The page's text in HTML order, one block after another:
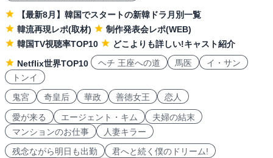
【最新8月】韓国でスタートの新韓ドラ月別一覧
韓流再現レポ(取材)
制作発表会レポ(WEB)
韓国TV視聴率TOP10
どこよりも詳しい!キャスト紹介
Netflix世界TOP10
ヘチ 王座への道 馬医
イ・サン
トンイ
鬼宮
奇皇后 華政 善徳女王 恋人
愛が来る エージェント・キム
夫婦の結末
マンションのお仕事
人妻キラー
残念ながら明日も出勤
君へと続く僕のドリーム!